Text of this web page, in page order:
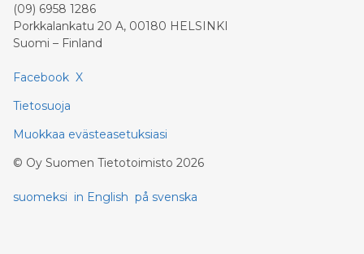
(09) 6958 1286
Porkkalankatu 20 A, 00180 HELSINKI
Suomi – Finland
Facebook X
Tietosuoja
Muokkaa evästeasetuksiasi
© Oy Suomen Tietotoimisto 2026
suomeksi in English på svenska